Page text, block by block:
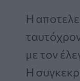
Η
με τον
Η